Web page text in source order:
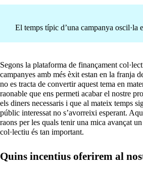
El temps típic d’una campanya oscil·la
Segons la plataforma de finançament
campanyes amb més èxit estan en la franja
no es tracta de convertir aquest tema en
raonable que ens permeti acabar el nostre
els diners necessaris i que al mateix temps
públic interessat no s’avorreixi esperant.
raons per les quals tenir una mica avançat
col·lectiu és tan important.
Quins incentius oferirem al